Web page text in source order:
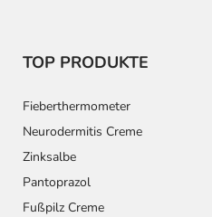
TOP PRODUKTE
Fieberthermometer
Neurodermitis Creme
Zinksalbe
Pantoprazol
Fußpilz Creme